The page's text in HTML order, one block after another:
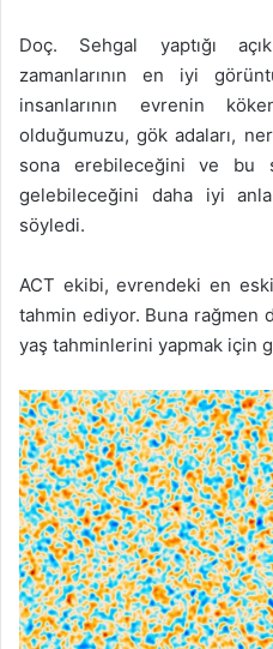
Doç. Sehgal yaptığı
zamanlarının en iyi
insanlarının evrenin
olduğumuzu, gök adaları,
sona erebileceğini ve bu
gelebileceğini daha iyi
söyledi.
ACT ekibi, evrendeki en eski
tahmin ediyor. Buna rağmen
yaş tahminlerini yapmak için